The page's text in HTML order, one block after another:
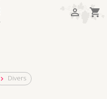


 Divers